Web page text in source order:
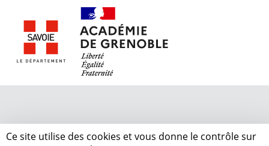
Ce site utilise des cookies et vous donne le contrôle sur